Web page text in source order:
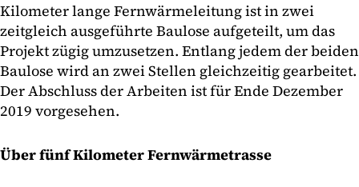
Kilometer lange Fernwärmeleitung ist in zwei
zeitgleich ausgeführte Baulose aufgeteilt, um das
Projekt zügig umzusetzen. Entlang jedem der beiden
Baulose wird an zwei Stellen gleichzeitig gearbeitet.
Der Abschluss der Arbeiten ist für Ende Dezember
2019 vorgesehen.
Über fünf Kilometer Fernwärmetrasse